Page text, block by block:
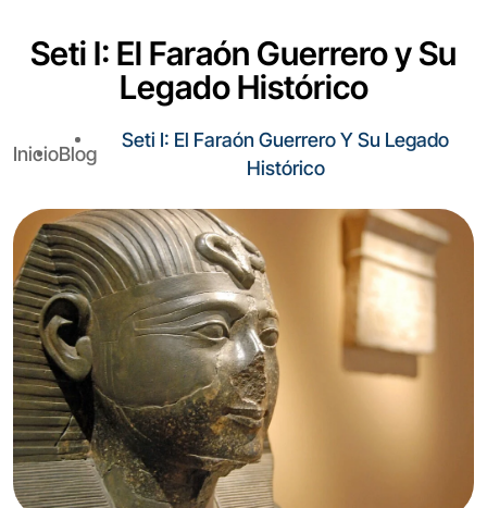
Seti I: El Faraón Guerrero y Su
Legado Histórico
InicioBlog
Seti I: El Faraón Guerrero Y Su Legado
Histórico